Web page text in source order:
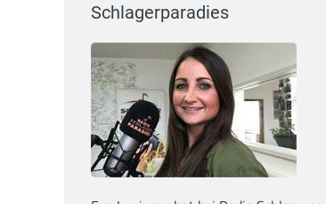
Schlagerparadies